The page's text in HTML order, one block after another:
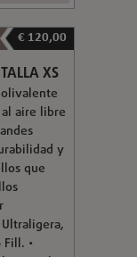
€ 120,00
XS
aire libre
y
que
•